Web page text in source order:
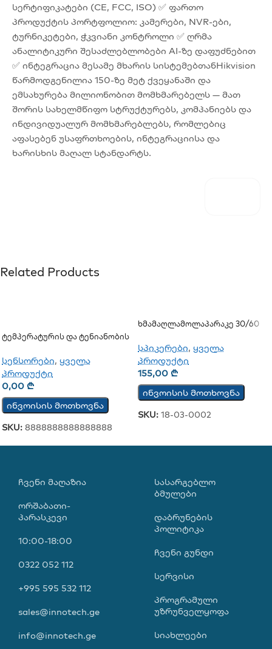
სერტიფიკატები (CE, FCC, ISO) ✅ ფართო
პროდუქტის პორტფოლიო: კამერები, NVR-ები,
ტურნიკეტები, ჭკვიანი კონტროლი ✅ ღრმა
ანალიტიკური შესაძლებლობები AI-ზე დაფუძნებით
✅ ინტეგრაცია მესამე მხარის სისტემებთანHikvision
წარმოდგენილია 150-ზე მეტ ქვეყანაში და
ემსახურება მილიონობით მომხმარებელს — მათ
შორის სახელმწიფო სტრუქტურებს, კომპანიებს და
ინდივიდუალურ მომხმარებლებს, რომლებიც
აფასებენ უსაფრთხოების, ინტეგრაციისა და
ხარისხის მაღალ სტანდარტს.
Related Products
Ტემპერატურის Და Ტენიანობის
TSH202v3
სენსორები, ყველა
პროდუქტი
0,00 ₾
ინვოისის მოთხოვნა
SKU: 8888888888888888
Ხმამაღლამოლაპარაკე 30/60
სპიკერები, ყველა
პროდუქტი
155,00 ₾
ინვოისის მოთხოვნა
SKU: 18-03-0002
ᲩᲕᲔᲜᲘ ᲛᲐᲦᲐᲖᲘᲐ
ორშაბათი-
პარასკევი
10:00-18:00
0322 052 112
+995 595 532 112
sales@innotech.ge
info@innotech.ge
ᲡᲐᲡᲐᲠᲒᲔᲑᲚᲝ
ᲑᲛᲣᲚᲔᲑᲘ
დაბრუნების
პოლიტიკა
ჩვენი გუნდი
სერვისი
პროგრამული
უზრუნველყოფა
სიახლეები